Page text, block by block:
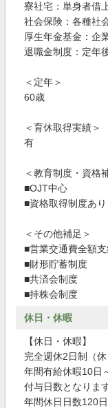
寮社宅：単身者借
社会保険：各種社
厚生年金基金：企
退職金制度：定年
＜定年＞
60歳
＜育休取得実績＞
有
＜教育制度・資格
■OJT中心
■資格取得制度あり
＜その他補足＞
■営業交通費全額支
■財形貯蓄制度
■共済会制度
■持株会制度
休日・休暇
【休日・休暇】
完全週休2日制（
年間有給休暇10日
付与日数となります
年間休日日数120日